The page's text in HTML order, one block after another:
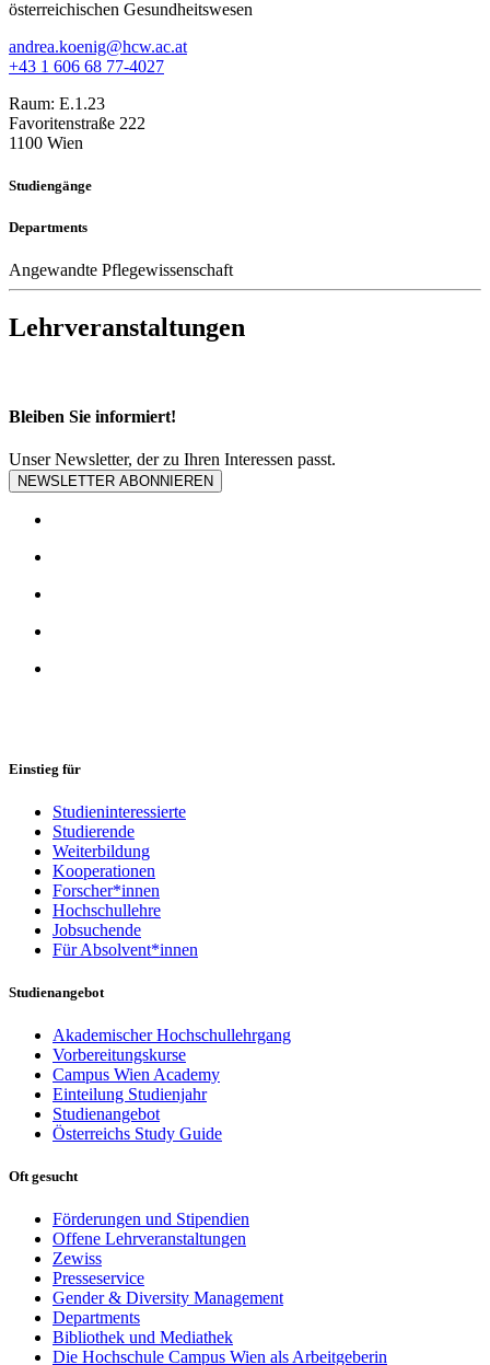
österreichischen Gesundheitswesen
andrea.koenig@hcw.ac.at
+43 1 606 68 77-4027
Raum: E.1.23
Favoritenstraße 222
1100 Wien
Studiengänge
Departments
Angewandte Pflegewissenschaft
Lehrveranstaltungen
Bleiben Sie informiert!
Unser Newsletter, der zu Ihren Interessen passt.
NEWSLETTER ABONNIEREN
Einstieg für
Studieninteressierte
Studierende
Weiterbildung
Kooperationen
Forscher*innen
Hochschullehre
Jobsuchende
Für Absolvent*innen
Studienangebot
Akademischer Hochschullehrgang
Vorbereitungskurse
Campus Wien Academy
Einteilung Studienjahr
Studienangebot
Österreichs Study Guide
Oft gesucht
Förderungen und Stipendien
Offene Lehrveranstaltungen
Zewiss
Presseservice
Gender & Diversity Management
Departments
Bibliothek und Mediathek
Die Hochschule Campus Wien als Arbeitgeberin